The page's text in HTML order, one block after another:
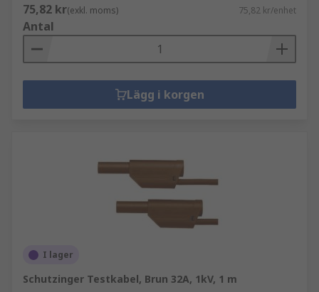
75,82 kr(exkl. moms) 75,82 kr/enhet
Antal
Lägg i korgen
I lager
Schutzinger Testkabel, Brun 32A, 1kV, 1 m